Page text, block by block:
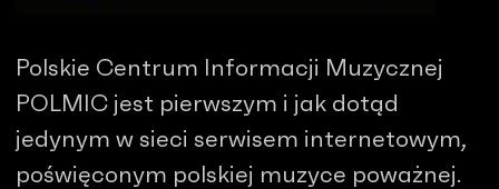
Polskie Centrum Informacji Muzycznej
POLMIC jest pierwszym i jak dotąd
jedynym w sieci serwisem internetowym,
poświęconym polskiej muzyce poważnej.